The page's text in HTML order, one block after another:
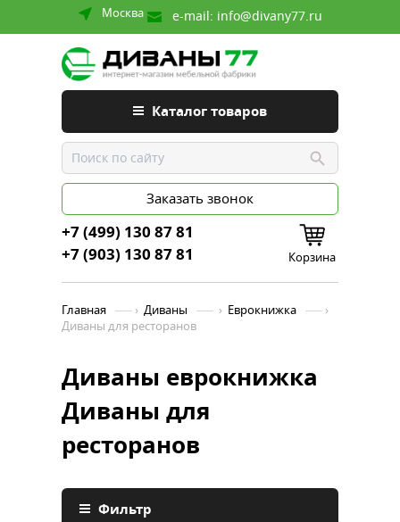
Москва e-mail: info@divany77.ru
Каталог товаров
Заказать звонок
+7 (499) 130 87 81
+7 (903) 130 87 81
Корзина
Главная › Диваны › Еврокнижка
›
Диваны для ресторанов
Диваны еврокнижка
Диваны для
ресторанов
Фильтр